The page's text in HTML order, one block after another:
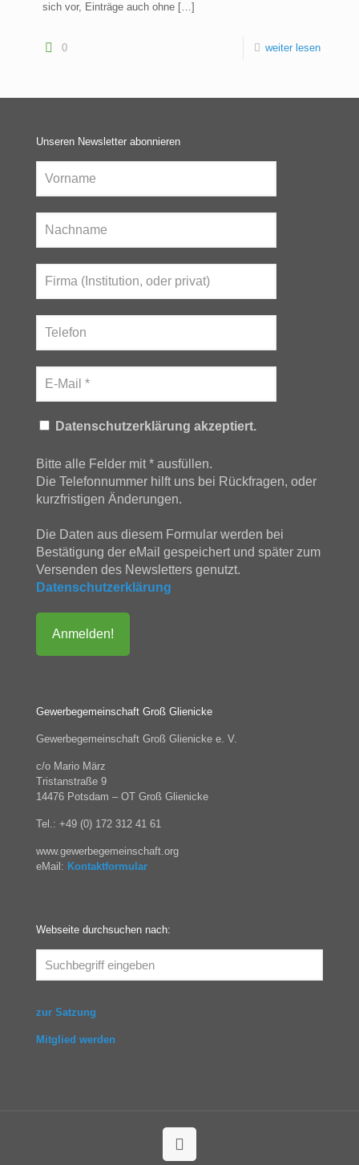
sich vor, Einträge auch ohne […]
0 weiter lesen
Unseren Newsletter abonnieren
Datenschutzerklärung akzeptiert.
Bitte alle Felder mit * ausfüllen.
Die Telefonnummer hilft uns bei Rückfragen, oder
kurzfristigen Änderungen.
Die Daten aus diesem Formular werden bei
Bestätigung der eMail gespeichert und später zum
Versenden des Newsletters genutzt.
Datenschutzerklärung
Gewerbegemeinschaft Groß Glienicke
Gewerbegemeinschaft Groß Glienicke e. V.
c/o Mario März
Tristanstraße 9
14476 Potsdam – OT Groß Glienicke
Tel.: +49 (0) 172 312 41 61
www.gewerbegemeinschaft.org
eMail: Kontaktformular
Webseite durchsuchen nach:
zur Satzung
Mitglied werden